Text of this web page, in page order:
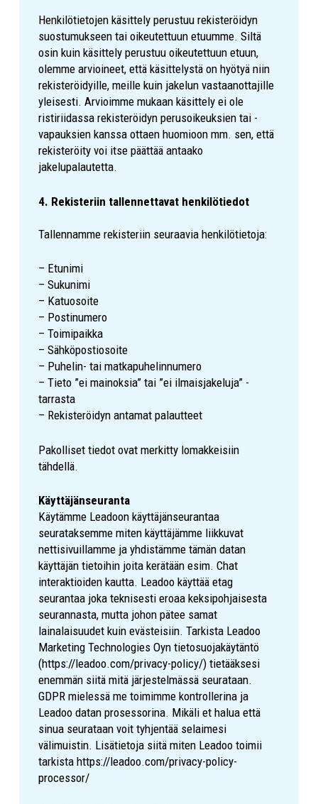
Henkilötietojen käsittely perustuu rekisteröidyn
suostumukseen tai oikeutettuun etuumme. Siltä
osin kuin käsittely perustuu oikeutettuun etuun,
olemme arvioineet, että käsittelystä on hyötyä niin
rekisteröidyille, meille kuin jakelun vastaanottajille
yleisesti. Arvioimme mukaan käsittely ei ole
ristiriidassa rekisteröidyn perusoikeuksien tai -
vapauksien kanssa ottaen huomioon mm. sen, että
rekisteröity voi itse päättää antaako
jakelupalautetta.
4. Rekisteriin tallennettavat henkilötiedot
Tallennamme rekisteriin seuraavia henkilötietoja:
– Etunimi
– Sukunimi
– Katuosoite
– Postinumero
– Toimipaikka
– Sähköpostiosoite
– Puhelin- tai matkapuhelinnumero
– Tieto ”ei mainoksia” tai ”ei ilmaisjakeluja” -
tarrasta
– Rekisteröidyn antamat palautteet
Pakolliset tiedot ovat merkitty lomakkeisiin
tähdellä.
Käyttäjänseuranta
Käytämme Leadoon käyttäjänseurantaa
seurataksemme miten käyttäjämme liikkuvat
nettisivuillamme ja yhdistämme tämän datan
käyttäjän tietoihin joita kerätään esim. Chat
interaktioiden kautta. Leadoo käyttää etag
seurantaa joka teknisesti eroaa keksipohjaisesta
seurannasta, mutta johon pätee samat
lainalaisuudet kuin evästeisiin. Tarkista Leadoo
Marketing Technologies Oyn tietosuojakäytäntö
(https://leadoo.com/privacy-policy/) tietääksesi
enemmän siitä mitä järjestelmässä seurataan.
GDPR mielessä me toimimme kontrollerina ja
Leadoo datan prosessorina. Mikäli et halua että
sinua seurataan voit tyhjentää selaimesi
välimuistin. Lisätietoja siitä miten Leadoo toimii
tarkista https://leadoo.com/privacy-policy-
processor/